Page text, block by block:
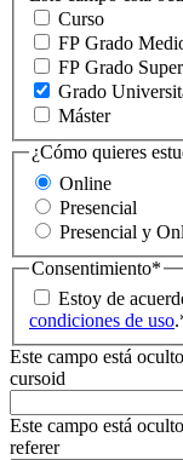
Curso
FP Grado
FP Grado
Grado
Máster
¿Cómo quieres
Online
Presencial
Presencial y
Consentimiento*
Estoy de
condiciones de uso.
Este campo está
cursoid
Este campo está
referer